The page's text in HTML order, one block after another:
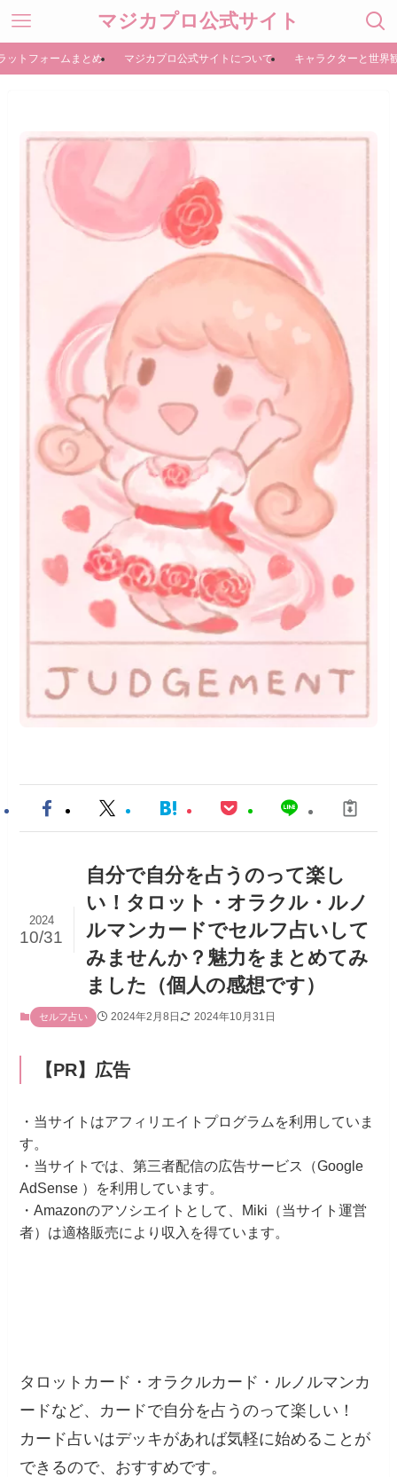
マジカプロ公式サイト
ットフォームまとめ マジカプロ公式サイトについて キャラクターと世界
自分で自分を占うのって楽し
い！タロット・オラクル・ルノ
ルマンカードでセルフ占いして
みませんか？魅力をまとめてみ
ました（個人の感想です）
2024
10/31
セルフ占い 2024年2月8日 2024年10月31日
【PR】広告
・当サイトはアフィリエイトプログラムを利用していま
す。
・当サイトでは、第三者配信の広告サービス（Google
AdSense ）を利用しています。
・Amazonのアソシエイトとして、Miki（当サイト運営
者）は適格販売により収入を得ています。
タロットカード・オラクルカード・ルノルマンカ
ードなど、カードで自分を占うのって楽しい！
カード占いはデッキがあれば気軽に始めることが
できるので、おすすめです。